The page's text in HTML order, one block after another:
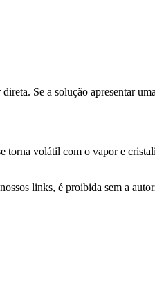
Se a solução apresentar
volátil com o vapor e
links, é proibida sem a